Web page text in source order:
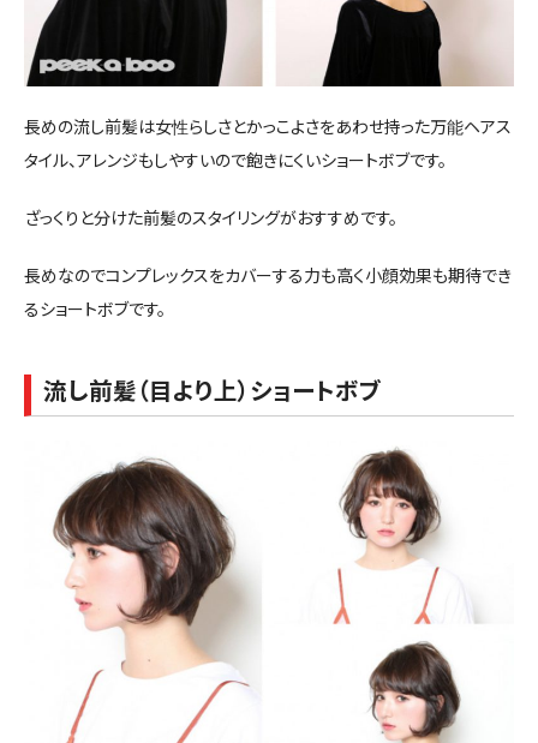
長めの流し前髪は女性らしさとかっこよさをあわせ持った万能ヘアス
タイル、アレンジもしやすいので飽きにくいショートボブです。
ざっくりと分けた前髪のスタイリングがおすすめです。
長めなのでコンプレックスをカバーする力も高く小顔効果も期待でき
るショートボブです。
流し前髪（目より上）ショートボブ